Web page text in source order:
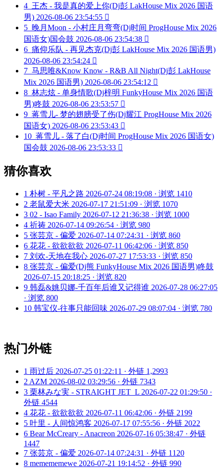
4 王杰 - 我是真的爱上你(Dj彭 LakHouse Mix 2026 国语
男) 2026-08-06 23:54:55 
5 晚月Moon - 小村庄月弯弯(Dj时间 ProgHouse Mix 2026
国语女)国会鼓 2026-08-06 23:54:38 
6 痛仰乐队 - 再见杰克(Dj彭 LakHouse Mix 2026 国语男)
2026-08-06 23:54:24 
7 马思唯&Know Know - R&B All Night(Dj彭 LakHouse
Mix 2026 国语男) 2026-08-06 23:54:12 
8 林志炫 - 单身情歌(Dj梓明 FunkyHouse Mix 2026 国语
男)咚鼓 2026-08-06 23:53:57 
9 蒋雪儿- 梦的翅膀受了伤(Dj耀江 ProgHouse Mix 2026
国语女) 2026-08-06 23:53:43 
10 蒋雪儿 - 落了白(Dj时间 ProgHouse Mix 2026 国语女)
国会鼓 2026-08-06 23:53:33 
猜你喜欢
1 朴树 - 平凡之路 2026-07-24 08:19:08 · 浏览 1410
2 老鼠爱大米 2026-07-17 21:51:09 · 浏览 1070
3 02 - Isao Family 2026-07-12 21:36:38 · 浏览 1000
4 祈祷 2026-07-14 09:26:54 · 浏览 980
5 张芸京 - 偏爱 2026-07-14 07:24:31 · 浏览 860
6 花花 - 欲欲欲欲 2026-07-11 06:42:06 · 浏览 850
7 刘欢-天地在我心 2026-07-27 17:53:33 · 浏览 850
8 张芸京 - 偏爱(Dj熊 FunkyHouse Mix 2026 国语男)咚鼓
2026-07-15 20:18:25 · 浏览 820
9 韩磊&姚贝娜-千百年后谁又记得谁 2026-07-28 06:27:05
· 浏览 800
10 韩宝仪-往事只能回味 2026-07-29 08:07:04 · 浏览 780
热门外链
1 雨过后 2026-07-25 01:22:11 · 外链 1,2993
2 AZM 2026-08-02 03:29:56 · 外链 7343
3 栗林みな実 - STRAIGHT JET_L 2026-07-22 01:29:50 ·
外链 4544
4 花花 - 欲欲欲欲 2026-07-11 06:42:06 · 外链 2199
5 叶里 - 人间惊鸿客 2026-07-17 07:55:56 · 外链 2022
6 Bear McCreary - Anacreon 2026-07-16 05:38:47 · 外链
1447
7 张芸京 - 偏爱 2026-07-14 07:24:31 · 外链 1120
8 memememewe 2026-07-21 19:14:52 · 外链 990